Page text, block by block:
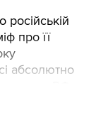
російській
про її
абсолютно